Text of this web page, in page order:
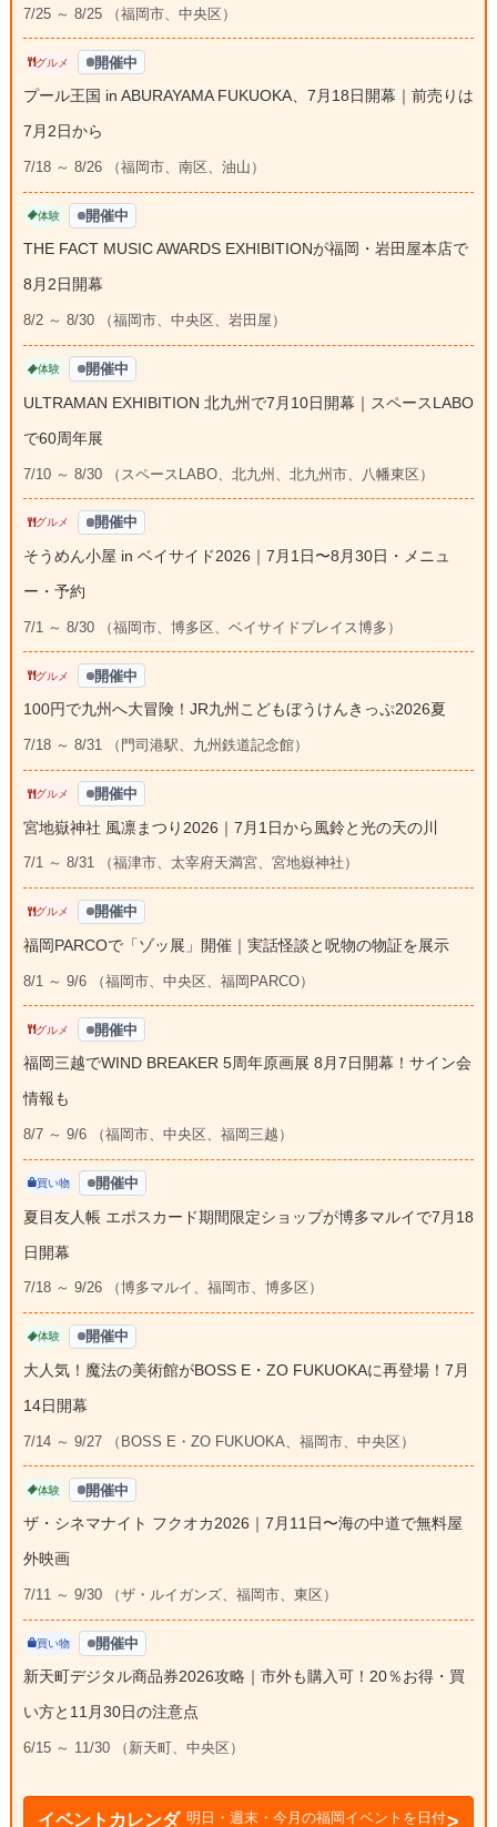
7/25 ～ 8/25 （福岡市、中央区）
グルメ 開催中
プール王国 in ABURAYAMA FUKUOKA、7月18日開幕｜前売りは
7月2日から
7/18 ～ 8/26 （福岡市、南区、油山）
体験 開催中
THE FACT MUSIC AWARDS EXHIBITIONが福岡・岩田屋本店で
8月2日開幕
8/2 ～ 8/30 （福岡市、中央区、岩田屋）
体験 開催中
ULTRAMAN EXHIBITION 北九州で7月10日開幕｜スペースLABO
で60周年展
7/10 ～ 8/30 （スペースLABO、北九州、北九州市、八幡東区）
グルメ 開催中
そうめん小屋 in ベイサイド2026｜7月1日〜8月30日・メニュ
ー・予約
7/1 ～ 8/30 （福岡市、博多区、ベイサイドプレイス博多）
グルメ 開催中
100円で九州へ大冒険！JR九州こどもぼうけんきっぷ2026夏
7/18 ～ 8/31 （門司港駅、九州鉄道記念館）
グルメ 開催中
宮地嶽神社 風凛まつり2026｜7月1日から風鈴と光の天の川
7/1 ～ 8/31 （福津市、太宰府天満宮、宮地嶽神社）
グルメ 開催中
福岡PARCOで「ゾッ展」開催｜実話怪談と呪物の物証を展示
8/1 ～ 9/6 （福岡市、中央区、福岡PARCO）
グルメ 開催中
福岡三越でWIND BREAKER 5周年原画展 8月7日開幕！サイン会
情報も
8/7 ～ 9/6 （福岡市、中央区、福岡三越）
買い物 開催中
夏目友人帳 エポスカード期間限定ショップが博多マルイで7月18
日開幕
7/18 ～ 9/26 （博多マルイ、福岡市、博多区）
体験 開催中
大人気！魔法の美術館がBOSS E・ZO FUKUOKAに再登場！7月
14日開幕
7/14 ～ 9/27 （BOSS E・ZO FUKUOKA、福岡市、中央区）
体験 開催中
ザ・シネマナイト フクオカ2026｜7月11日〜海の中道で無料屋
外映画
7/11 ～ 9/30 （ザ・ルイガンズ、福岡市、東区）
買い物 開催中
新天町デジタル商品券2026攻略｜市外も購入可！20％お得・買
い方と11月30日の注意点
6/15 ～ 11/30 （新天町、中央区）
イベントカレンダ 明日・週末・今月の福岡イベントを日付